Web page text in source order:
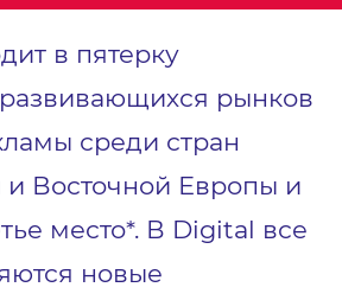
в пятерку
рынков
среди стран
и Восточной Европы и
место*. В Digital все
новые